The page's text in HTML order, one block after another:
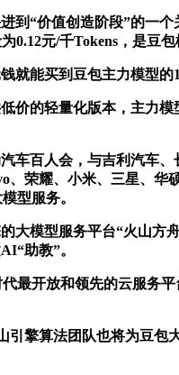
“价值创造阶段”的一个
0.12元/千Tokens，是豆包
能买到豆包主力模型的
的轻量化版本，主力模
百人会，与吉利汽车、
、荣耀、小米、三星、
型服务。
模型服务平台“火山方
助教”。
开放和领先的云服务平
算法团队也将为豆包